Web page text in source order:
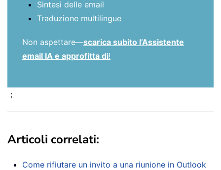
Sintesi delle email
Traduzione multilingue
Non aspettare—scarica subito l’Assistente
email IA e approfitta di!
；
Articoli correlati:
Come rifiutare un invito a una riunione in Outlook